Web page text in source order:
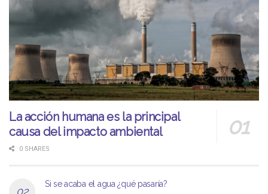
La acción humana es la principal
causa del impacto ambiental
0 SHARES
Si se acaba el agua ¿qué pasaría?